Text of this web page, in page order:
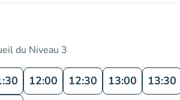
du Niveau 3
12:00 12:30 13:00 13:30